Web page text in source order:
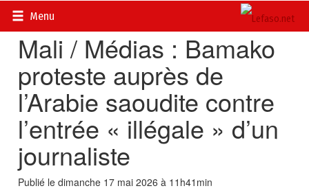
Menu
Accueil>
Mali / Médias : Bamako
proteste auprès de
l’Arabie saoudite contre
l’entrée « illégale » d’un
journaliste
Publié le dimanche 17 mai 2026 à 11h41min